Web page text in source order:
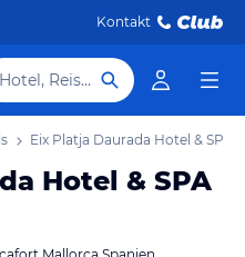
Kontakt
Hotel, Reiseziel
Eix Platja Daurada Hotel & SPA
Hotel & SPA